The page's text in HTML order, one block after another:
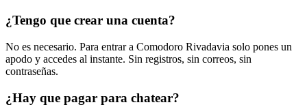
¿Tengo que crear una cuenta?
No es necesario. Para entrar a Comodoro Rivadavia solo pones un
apodo y accedes al instante. Sin registros, sin correos, sin
contraseñas.
¿Hay que pagar para chatear?